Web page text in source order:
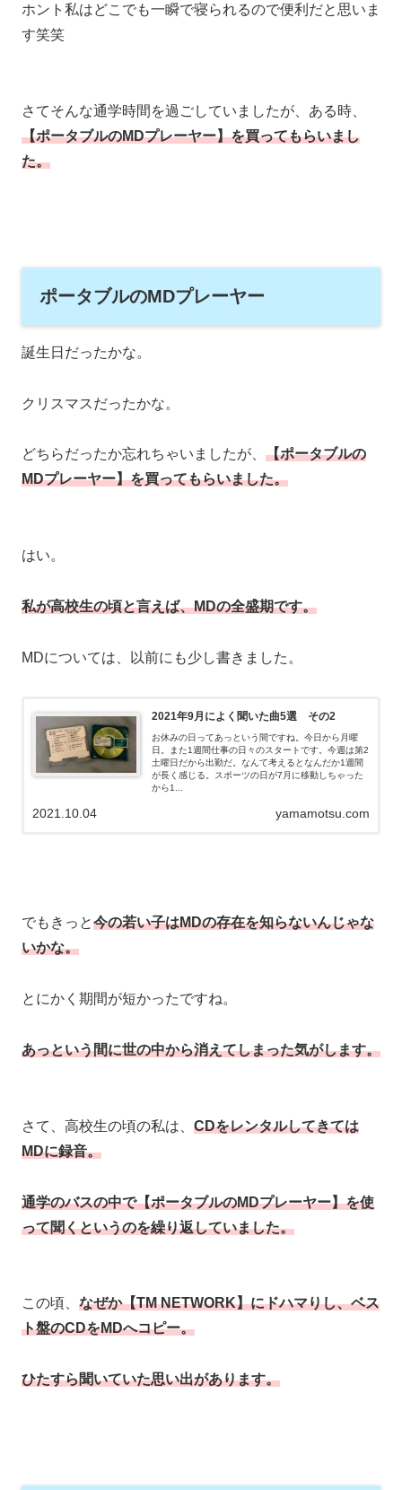
ホント私はどこでも一瞬で寝られるので便利だと思いま
す笑笑
さてそんな通学時間を過ごしていましたが、ある時、
【ポータブルのMDプレーヤー】を買ってもらいまし
た。
ポータブルのMDプレーヤー
誕生日だったかな。
クリスマスだったかな。
どちらだったか忘れちゃいましたが、 【ポータブルの
MDプレーヤー】を買ってもらいました。
はい。
私が高校生の頃と言えば、MDの全盛期です。
MDについては、以前にも少し書きました。
2021年9月によく聞いた曲5選 その2
お休みの日ってあっという間ですね。今日から月曜
日。また1週間仕事の日々のスタートです。今週は第2
土曜日だから出勤だ。なんて考えるとなんだか1週間
が長く感じる。スポーツの日が7月に移動しちゃった
から1...
yamamotsu.com
2021.10.04
でもきっと今の若い子はMDの存在を知らないんじゃな
いかな。
とにかく期間が短かったですね。
あっという間に世の中から消えてしまった気がします。
さて、高校生の頃の私は、 CDをレンタルしてきては
MDに録音。
通学のバスの中で【ポータブルのMDプレーヤー】を使
って聞くというのを繰り返していました。
この頃、 なぜか【TM NETWORK】にドハマりし、ベス
ト盤のCDをMDへコピー。
ひたすら聞いていた思い出があります。